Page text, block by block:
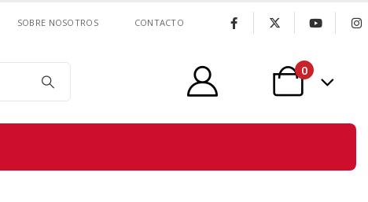
SOBRE NOSOTROS CONTACTO
0